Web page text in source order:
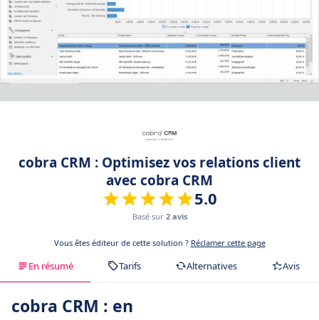
cobra CRM : Optimisez vos relations client
avec cobra CRM
5.0
Basé sur 2 avis
Vous êtes éditeur de cette solution ? Réclamer cette page
En résumé Tarifs Alternatives Avis
cobra CRM : en